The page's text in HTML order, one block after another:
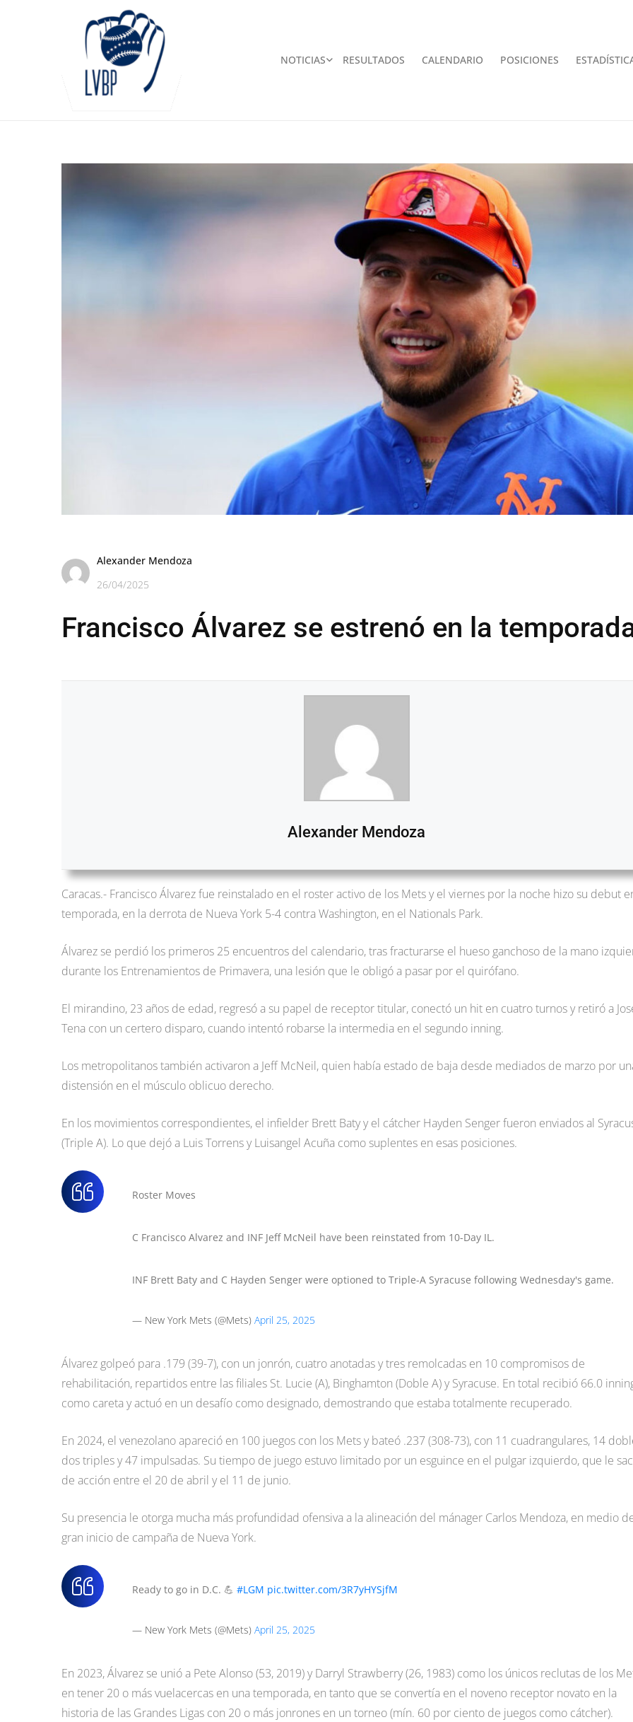
NOTICIAS RESULTADOS CALENDARIO POSICIONES
Alexander Mendoza
26/04/2025
Francisco Álvarez se estrenó en la
Alexander Mendoza
Caracas.- Francisco Álvarez fue reinstalado en el roster activo de los Mets y el viernes por la noche hizo su debut
temporada, en la derrota de Nueva York 5-4 contra Washington, en el Nationals Park.
Álvarez se perdió los primeros 25 encuentros del calendario, tras fracturarse el hueso ganchoso de la mano
durante los Entrenamientos de Primavera, una lesión que le obligó a pasar por el quirófano.
El mirandino, 23 años de edad, regresó a su papel de receptor titular, conectó un hit en cuatro turnos y retiró a
Tena con un certero disparo, cuando intentó robarse la intermedia en el segundo inning.
Los metropolitanos también activaron a Jeff McNeil, quien había estado de baja desde mediados de marzo por
distensión en el músculo oblicuo derecho.
En los movimientos correspondientes, el infielder Brett Baty y el cátcher Hayden Senger fueron enviados al
(Triple A). Lo que dejó a Luis Torrens y Luisangel Acuña como suplentes en esas posiciones.
Roster Moves
C Francisco Alvarez and INF Jeff McNeil have been reinstated from 10-Day IL.
INF Brett Baty and C Hayden Senger were optioned to Triple-A Syracuse following Wednesday's game.
— New York Mets (@Mets) April 25, 2025
Álvarez golpeó para .179 (39-7), con un jonrón, cuatro anotadas y tres remolcadas en 10 compromisos de
rehabilitación, repartidos entre las filiales St. Lucie (A), Binghamton (Doble A) y Syracuse. En total recibió 66.0
como careta y actuó en un desafío como designado, demostrando que estaba totalmente recuperado.
En 2024, el venezolano apareció en 100 juegos con los Mets y bateó .237 (308-73), con 11 cuadrangulares, 14
dos triples y 47 impulsadas. Su tiempo de juego estuvo limitado por un esguince en el pulgar izquierdo, que le
de acción entre el 20 de abril y el 11 de junio.
Su presencia le otorga mucha más profundidad ofensiva a la alineación del mánager Carlos Mendoza, en medio
gran inicio de campaña de Nueva York.
Ready to go in D.C. 💪 #LGM pic.twitter.com/3R7yHYSjfM
— New York Mets (@Mets) April 25, 2025
En 2023, Álvarez se unió a Pete Alonso (53, 2019) y Darryl Strawberry (26, 1983) como los únicos reclutas de los
en tener 20 o más vuelacercas en una temporada, en tanto que se convertía en el noveno receptor novato en la
historia de las Grandes Ligas con 20 o más jonrones en un torneo (mín. 60 por ciento de juegos como cátcher).